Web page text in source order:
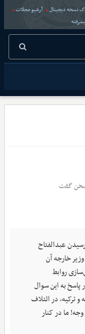
نسخه دیجیتال
آرشیو مجلات
سخن گفت
عبدالفتاح
خارجه آن
روابط
پاسخ به این سوال
و ترکیه، در ائتلاف
ما در کنار